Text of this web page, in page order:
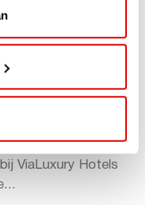
korting bij
ViaLuxury Hotels